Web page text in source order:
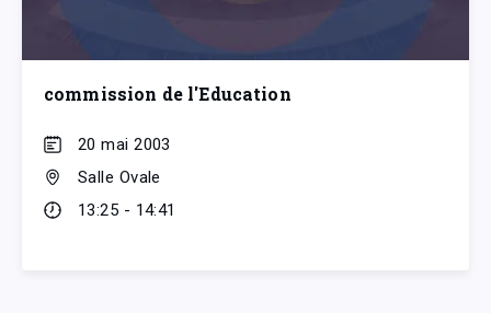
commission de l'Education
20 mai 2003
Salle Ovale
13:25 - 14:41